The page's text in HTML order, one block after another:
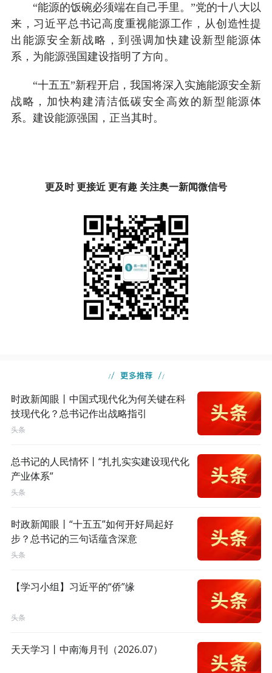
“能源的饭碗必须端在自己手里。”党的十八大以
来，习近平总书记高度重视能源工作，从创造性提
出能源安全新战略，到强调加快建设新型能源体
系，为能源强国建设指明了方向。
“十五五”新程开启，我国将深入实施能源安全新
战略，加快构建清洁低碳安全高效的新型能源体
系。建设能源强国，正当其时。
更及时 更接近 更有趣 关注奥一新闻微信号
时政新闻眼丨中国式现代化为何关键在科
技现代化？总书记作出战略指引
头条
总书记的人民情怀丨“扎扎实实建设现代化
产业体系”
头条
时政新闻眼丨“十五五”如何开好局起好
步？总书记的三句话蕴含深意
头条
【学习小组】习近平的“侨”缘
头条
天天学习丨中南海月刊（2026.07）